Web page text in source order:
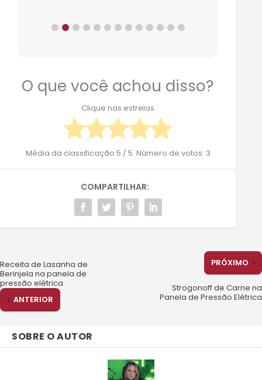
O que você achou disso?
Clique nas estrelas
Média da classificação 5 / 5. Número de votos: 3
COMPARTILHAR:
Receita de Lasanha de
Berinjela na panela de
pressão elétrica
ANTERIOR
PRÓXIMO
Strogonoff de Carne na
Panela de Pressão Elétrica
SOBRE O AUTOR